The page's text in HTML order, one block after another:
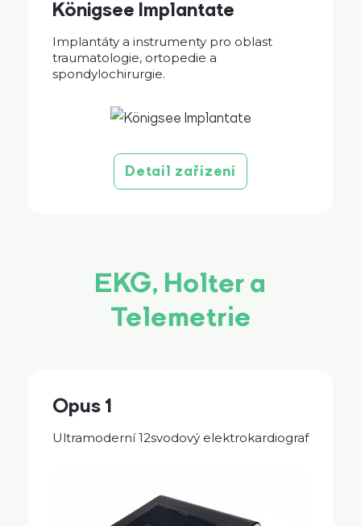
Königsee Implantate
Implantáty a instrumenty pro oblast
traumatologie, ortopedie a
spondylochirurgie.
Detail zařízení
EKG, Holter a
Telemetrie
Opus 1
Ultramoderní 12svodový elektrokardiograf